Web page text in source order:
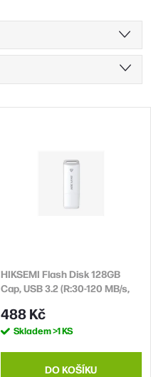
HIKSEMI Flash Disk 128GB
Cap, USB 3.2 (R:30-120 MB/s,
488 Kč
Skladem>1 KS
DO KOŠÍKU